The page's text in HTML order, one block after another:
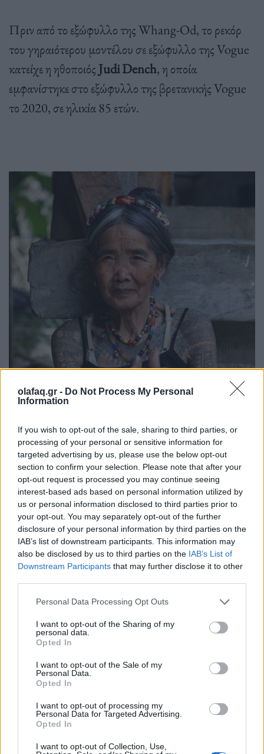
olafaq.gr - Do Not Process My Personal
Information
If you wish to opt-out of the sale, sharing to third parties, or
processing of your personal or sensitive information for
targeted advertising by us, please use the below opt-out
section to confirm your selection. Please note that after your
opt-out request is processed you may continue seeing
interest-based ads based on personal information utilized by
us or personal information disclosed to third parties prior to
your opt-out. You may separately opt-out of the further
disclosure of your personal information by third parties on the
IAB’s list of downstream participants. This information may
also be disclosed by us to third parties on the IAB’s List of
Downstream Participants that may further disclose it to other
Personal Data Processing Opt Outs
I want to opt-out of the Sharing of my
personal data.
Opted In
I want to opt-out of the Sale of my
Personal Data.
Opted In
I want to opt-out of processing my
Personal Data for Targeted Advertising.
Opted In
I want to opt-out of Collection, Use,
Πριν από το εξώφυλλο της Whang-Od, το ρεκόρ
του γηραιότερου μοντέλου σε εξώφυλλο της Vogue
κατείχε η ηθοποιός Judi Dench, η οποία
εμφανίστηκε στο εξώφυλλο της βρετανικής Vogue
το 2020, σε ηλικία 85 ετών.
Όταν γνωστός Youtuber προσπάθησε να καπηλευτεί την τέχνη της
προκάλεσε έντονες αντιδράσεις μετά από την
επίσκεψή του στις Φιλιππίνες. Ο δημιουργός έχει
καταφέρει να συγκεντρώσει το ενδιαφέρον
εκατομμυρίων ακολούθων, μέσα από τις όμορφες